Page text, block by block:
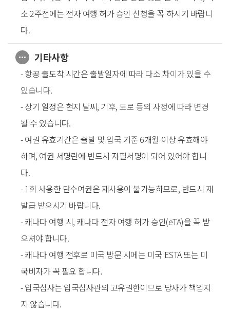
소 2주전에는 전자 여행 허가 승인 신청을 꼭 하시기 바랍니
다.
기타사항
- 항공 출도착 시간은 출발일자에 따라 다소 차이가 있을 수
있습니다.
- 상기 일정은 현지 날씨, 기후, 도로 등의 사정에 따라 변경
될 수 있습니다.
- 여권 유효기간은 출발 및 입국 기준 6개월 이상 유효해야
하며, 여권 서명란에 반드시 자필서명이 되어 있어야 합니
다.
- 1회 사용한 단수여권은 재사용이 불가능하므로, 반드시 재
발급 받으시기 바랍니다.
- 캐나다 여행 시, 캐나다 전자 여행 허가 승인(eTA)을 꼭 받
으셔야 합니다.
- 캐나다 여행 전후로 미국 방문 시에는 미국 ESTA 또는 미
국비자가 꼭 필요 합니다.
- 입국심사는 입국심사관의 고유권한이므로 당사가 책임지
지 않습니다.